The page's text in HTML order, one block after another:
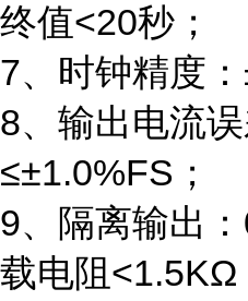
终值<20秒；
7、时钟精度：
8、输出电流误
≤±1.0%FS ；
9、隔离输出：
载电阻 <1.5KΩ